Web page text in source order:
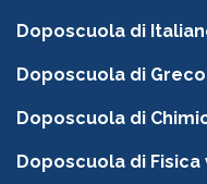
Doposcuola di
Doposcuola di
Doposcuola di
Doposcuola di Fisica